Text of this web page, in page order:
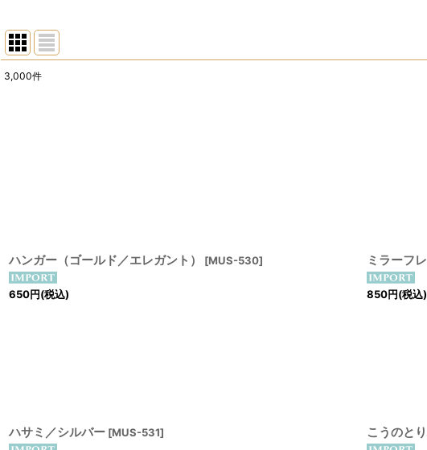
3,000件
ハンガー（ゴールド／エレガント） [MUS-530]
650円(税込)
ミラーフ
850円(税込)
ハサミ／シルバー [MUS-531] こうのと